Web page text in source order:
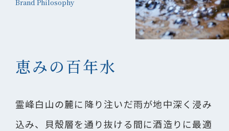
Brand Philosophy
恵みの百年水
霊峰白山の麓に降り注いだ雨が地中深く浸み
込み、貝殻層を通り抜ける間に酒造りに最適